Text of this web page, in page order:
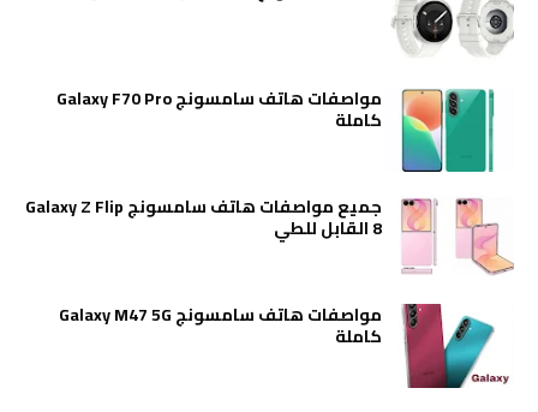
مواصفات هاتف سامسونج Galaxy F70 Pro
كاملة
جميع مواصفات هاتف سامسونج Galaxy Z Flip
8 القابل للطي
مواصفات هاتف سامسونج Galaxy M47 5G
كاملة